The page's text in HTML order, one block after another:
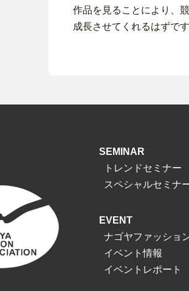
作品を見ることにより、
成長させてくれるはずです
SEMINAR
トレンドセミナー
スペシャルセミナ
EVENT
ナゴヤファッショ
イベント情報
イベントレポート